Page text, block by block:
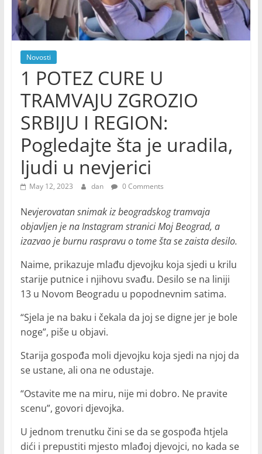
Novosti
1 POTEZ CURE U
TRAMVAJU ZGROZIO
SRBIJU I REGION:
Pogledajte šta je uradila,
ljudi u nevjerici
May 12, 2023 dan 0 Comments
Nevjerovatan snimak iz beogradskog tramvaja
objavljen je na Instagram stranici Moj Beograd, a
izazvao je burnu raspravu o tome šta se zaista desilo.
Naime, prikazuje mlađu djevojku koja sjedi u krilu
starije putnice i njihovu svađu. Desilo se na liniji
13 u Novom Beogradu u popodnevnim satima.
“Sjela je na baku i čekala da joj se digne jer je bole
noge”, piše u objavi.
Starija gospođa moli djevojku koja sjedi na njoj da
se ustane, ali ona ne odustaje.
“Ostavite me na miru, nije mi dobro. Ne pravite
scenu”, govori djevojka.
U jednom trenutku čini se da se gospođa htjela
dići i prepustiti mjesto mlađoj djevojci, no kada se